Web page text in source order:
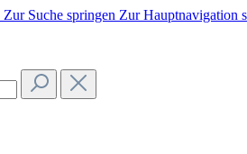
Zur Suche springen Zur Hauptnavigation